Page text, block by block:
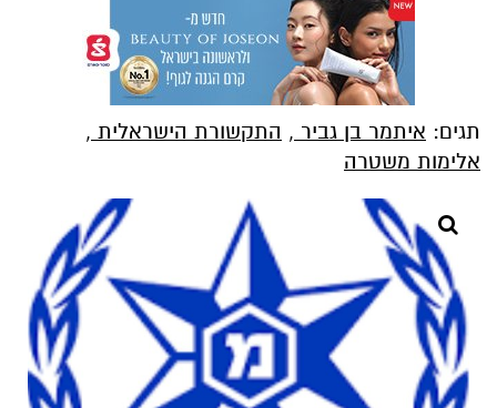
תגים: איתמר בן גביר , התקשורת הישראלית ,
אלימות משטרה